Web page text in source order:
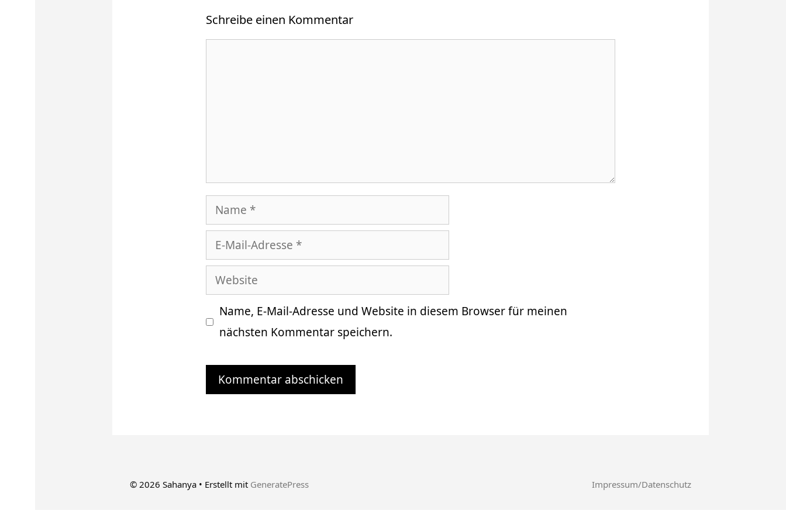
Schreibe einen Kommentar
Name
Mail-
Adresse
Website
Name, E-Mail-Adresse und Website in diesem Browser für meinen
nächsten Kommentar speichern.
Impressum/Datenschutz
© 2026 Sahanya • Erstellt mit GeneratePress